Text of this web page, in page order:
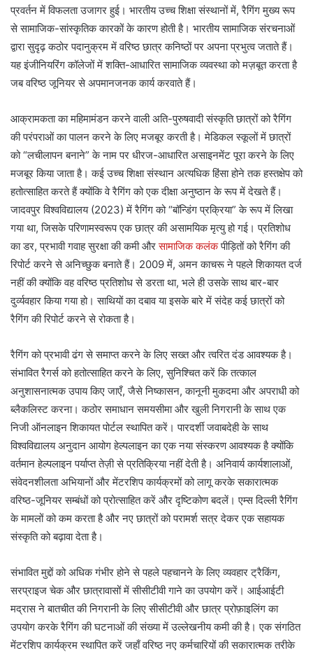
प्रवर्तन में विफलता उजागर हुई। भारतीय उच्च शिक्षा संस्थानों में, रैगिंग मुख्य रूप
से सामाजिक-सांस्कृतिक कारकों के कारण होती है। भारतीय सामाजिक संरचनाओं
द्वारा सुदृढ़ कठोर पदानुक्रम में वरिष्ठ छात्र कनिष्ठों पर अपना प्रभुत्व जताते हैं।
यह इंजीनियरिंग कॉलेजों में शक्ति-आधारित सामाजिक व्यवस्था को मज़बूत करता है
जब वरिष्ठ जूनियर से अपमानजनक कार्य करवाते हैं।
आक्रामकता का महिमामंडन करने वाली अति-पुरुषवादी संस्कृति छात्रों को रैगिंग
की परंपराओं का पालन करने के लिए मजबूर करती है। मेडिकल स्कूलों में छात्रों
को “लचीलापन बनाने” के नाम पर धीरज-आधारित असाइनमेंट पूरा करने के लिए
मजबूर किया जाता है। कई उच्च शिक्षा संस्थान अत्यधिक हिंसा होने तक हस्तक्षेप को
हतोत्साहित करते हैं क्योंकि वे रैगिंग को एक दीक्षा अनुष्ठान के रूप में देखते हैं।
जादवपुर विश्वविद्यालय (2023) में रैगिंग को “बॉन्डिंग प्रक्रिया” के रूप में लिखा
गया था, जिसके परिणामस्वरूप एक छात्र की असामयिक मृत्यु हो गई। प्रतिशोध
का डर, प्रभावी गवाह सुरक्षा की कमी औरसामाजिक कलंकपीड़ितों को रैगिंग की
रिपोर्ट करने से अनिच्छुक बनाते हैं। 2009 में, अमन काचरू ने पहले शिकायत दर्ज
नहीं की क्योंकि वह वरिष्ठ प्रतिशोध से डरता था, भले ही उसके साथ बार-बार
दुर्व्यवहार किया गया हो। साथियों का दबाव या इसके बारे में संदेह कई छात्रों को
रैगिंग की रिपोर्ट करने से रोकता है।
रैगिंग को प्रभावी ढंग से समाप्त करने के लिए सख्त और त्वरित दंड आवश्यक है।
संभावित रैगर्स को हतोत्साहित करने के लिए, सुनिश्चित करें कि तत्काल
अनुशासनात्मक उपाय किए जाएँ, जैसे निष्कासन, कानूनी मुकदमा और अपराधी को
ब्लैकलिस्ट करना। कठोर समाधान समयसीमा और खुली निगरानी के साथ एक
निजी ऑनलाइन शिकायत पोर्टल स्थापित करें। पारदर्शी जवाबदेही के साथ
विश्वविद्यालय अनुदान आयोग हेल्पलाइन का एक नया संस्करण आवश्यक है क्योंकि
वर्तमान हेल्पलाइन पर्याप्त तेज़ी से प्रतिक्रिया नहीं देती है। अनिवार्य कार्यशालाओं,
संवेदनशीलता अभियानों और मेंटरशिप कार्यक्रमों को लागू करके सकारात्मक
वरिष्ठ-जूनियर सम्बंधों को प्रोत्साहित करें और दृष्टिकोण बदलें। एम्स दिल्ली रैगिंग
के मामलों को कम करता है और नए छात्रों को परामर्श सत्र देकर एक सहायक
संस्कृति को बढ़ावा देता है।
संभावित मुद्दों को अधिक गंभीर होने से पहले पहचानने के लिए व्यवहार ट्रैकिंग,
सरप्राइज चेक और छात्रावासों में सीसीटीवी गाने का उपयोग करें। आईआईटी
मद्रास ने बातचीत की निगरानी के लिए सीसीटीवी और छात्र प्रोफ़ाइलिंग का
उपयोग करके रैगिंग की घटनाओं की संख्या में उल्लेखनीय कमी की है। एक संगठित
मेंटरशिप कार्यक्रम स्थापित करें जहाँ वरिष्ठ नए कर्मचारियों की सकारात्मक तरीके